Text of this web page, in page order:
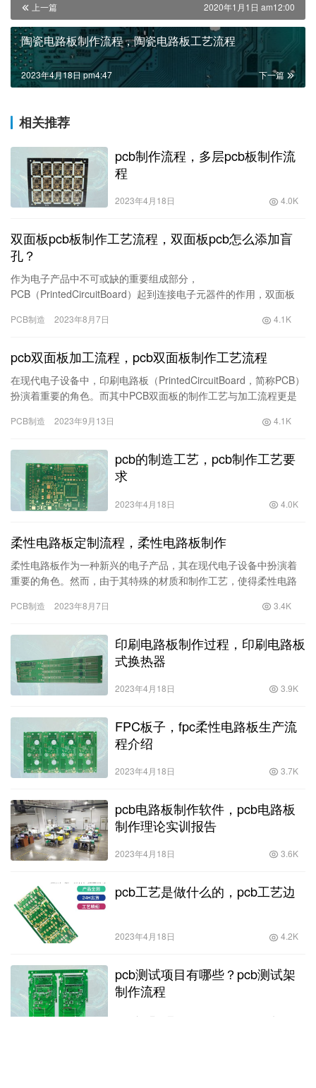
上一篇 2020年1月1日 am12:00
陶瓷电路板制作流程，陶瓷电路板工艺流程
下一篇
2023年4月18日 pm4:47
相关推荐
pcb制作流程，多层pcb板制作流
程
2023年4月18日 4.0K
双面板pcb板制作工艺流程，双面板pcb怎么添加盲
孔？
作为电子产品中不可或缺的重要组成部分，
PCB（PrintedCircuitBoard）起到连接电子元器件的作用，双面板
PC…
PCB制造 2023年8月7日 4.1K
pcb双面板加工流程，pcb双面板制作工艺流程
在现代电子设备中，印刷电路板（PrintedCircuitBoard，简称PCB）
扮演着重要的角色。而其中PCB双面板的制作工艺与加工流程更是
PCB制造 2023年9月13日 4.1K
pcb的制造工艺，pcb制作工艺要
求
2023年4月18日 4.0K
柔性电路板定制流程，柔性电路板制作
柔性电路板作为一种新兴的电子产品，其在现代电子设备中扮演着
重要的角色。然而，由于其特殊的材质和制作工艺，使得柔性电路
流程，…
PCB制造 2023年8月7日 3.4K
印刷电路板制作过程，印刷电路板
式换热器
2023年4月18日 3.9K
FPC板子，fpc柔性电路板生产流
程介绍
2023年4月18日 3.7K
pcb电路板制作软件，pcb电路板
制作理论实训报告
2023年4月18日 3.6K
pcb工艺是做什么的，pcb工艺边
2023年4月18日 4.2K
pcb测试项目有哪些？pcb测试架
制作流程
2023年4月18日